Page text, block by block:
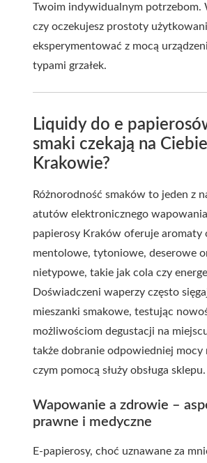
Twoim indywidualnym potrzebom.
czy oczekujesz prostoty
eksperymentować z mocą
typami grzałek.
Liquidy do e
smaki czekają na
Krakowie?
Różnorodność smaków to jeden z
atutów elektronicznego
papierosy Kraków oferuje aromaty
mentolowe, tytoniowe, deserowe
nietypowe, takie jak cola czy
Doświadczeni waperzy często
mieszanki smakowe, testując
możliwościom degustacji na
także dobranie odpowiedniej mocy
czym pomocą służy obsługa sklepu.
Wapowanie a zdrowie –
prawne i medyczne
E-papierosy, choć uznawane za